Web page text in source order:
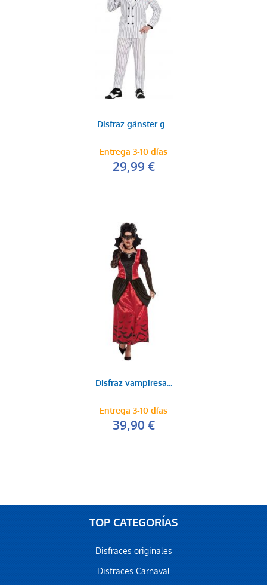
Disfraz gánster g...
Entrega 3-10 días
29,99 €
Disfraz vampiresa...
Entrega 3-10 días
39,90 €
TOP CATEGORÍAS
Disfraces originales
Disfraces Carnaval